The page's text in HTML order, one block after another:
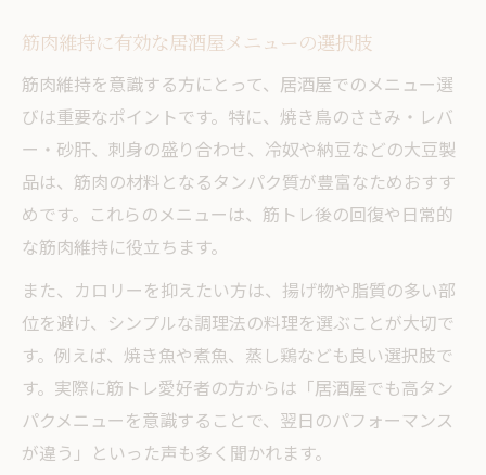
筋肉維持に有効な居酒屋メニューの選択肢
筋肉維持を意識する方にとって、居酒屋でのメニュー選
びは重要なポイントです。特に、焼き鳥のささみ・レバ
ー・砂肝、刺身の盛り合わせ、冷奴や納豆などの大豆製
品は、筋肉の材料となるタンパク質が豊富なためおすす
めです。これらのメニューは、筋トレ後の回復や日常的
な筋肉維持に役立ちます。
また、カロリーを抑えたい方は、揚げ物や脂質の多い部
位を避け、シンプルな調理法の料理を選ぶことが大切で
す。例えば、焼き魚や煮魚、蒸し鶏なども良い選択肢で
す。実際に筋トレ愛好者の方からは「居酒屋でも高タン
パクメニューを意識することで、翌日のパフォーマンス
が違う」といった声も多く聞かれます。